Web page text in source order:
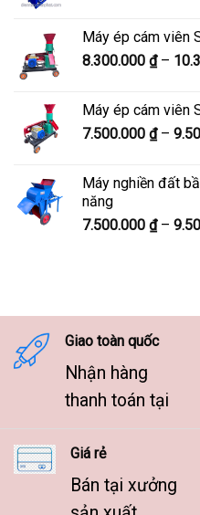
Máy ép cám viên
8.300.000 ₫ –
Máy ép cám viên
7.500.000 ₫ –
Máy nghiền đất
năng
7.500.000 ₫ –
Giao toàn quốc
Nhận hàng
thanh toán tại
Giá rẻ
Bán tại xưởng